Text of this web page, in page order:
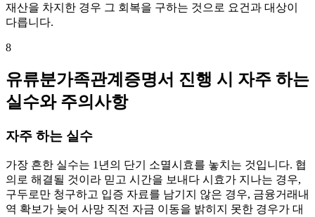
재산을 차지한 경우 그 회복을 구하는 것으로 요건과 대상이
다릅니다.
8
유류분가족관계증명서 진행 시 자주 하는
실수와 주의사항
자주 하는 실수
가장 흔한 실수는 1년의 단기 소멸시효를 놓치는 것입니다. 협
의로 해결될 것이라 믿고 시간을 보내다 시효가 지나는 경우,
구두로만 청구하고 입증 자료를 남기지 않은 경우, 금융거래내
역 확보가 늦어 사망 직전 자금 이동을 밝히지 못한 경우가 대